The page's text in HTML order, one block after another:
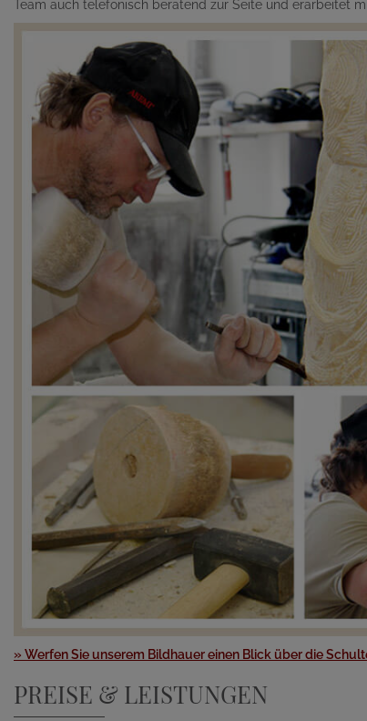
Team auch telefonisch beratend zur Seite und erarbeitet
» Werfen Sie unserem Bildhauer einen Blick über die
PREISE & LEISTUNGEN